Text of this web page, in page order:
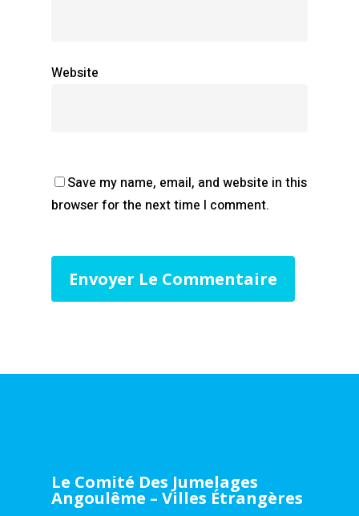
Website
Save my name, email, and website in this
browser for the next time I comment.
Le Comité Des Jumelages
Angoulême – Villes Étrangères